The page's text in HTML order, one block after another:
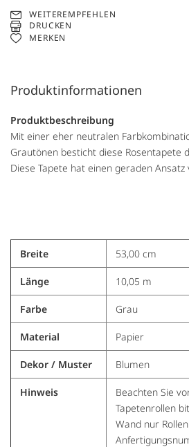
WEITEREMPFEHLEN
DRUCKEN
MERKEN
Produktinformationen
Produktbeschreibung
Mit einer eher neutralen
Grautönen besticht diese Rosentapete
Diese Tapete hat einen geraden Ansatz
Breite 53,00 cm
Länge 10,05 m
Farbe Grau
Material Papier
Dekor / Muster Blumen
Hinweis
Beachten Sie
Tapetenrollen
Wand nur